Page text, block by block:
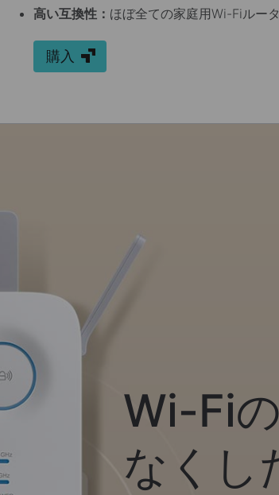
高い互換性： ほぼ全ての家庭用Wi-Fiルー
購入
Wi-Fi
なくし